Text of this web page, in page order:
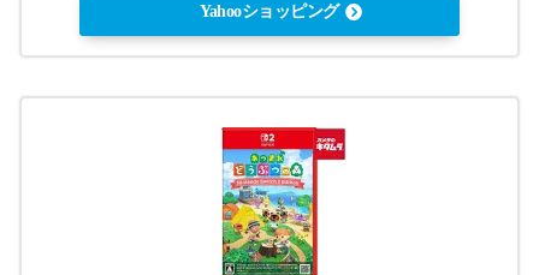
Yahooショッピング